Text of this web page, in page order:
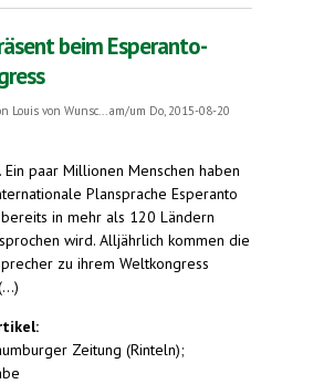
beim Esperanto-
Louis von Wunsc...
am/um Do, 2015-08-20
paar Millionen Menschen haben
Plansprache Esperanto
in mehr als 120 Ländern
wird. Alljährlich kommen die
zu ihrem Weltkongress
Zeitung (Rinteln);